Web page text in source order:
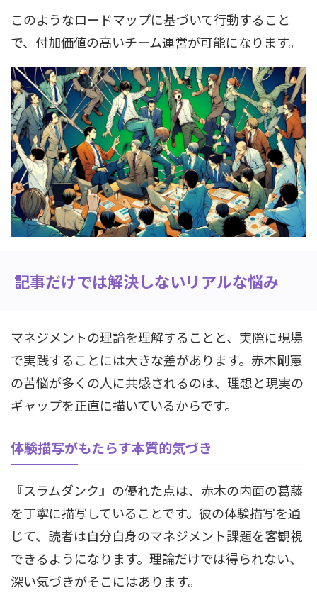
このようなロードマップに基づいて行動すること
で、付加価値の高いチーム運営が可能になります。
記事だけでは解決しないリアルな悩み
マネジメントの理論を理解することと、実際に現場
で実践することには大きな差があります。赤木剛憲
の苦悩が多くの人に共感されるのは、理想と現実の
ギャップを正直に描いているからです。
体験描写がもたらす本質的気づき
『スラムダンク』の優れた点は、赤木の内面の葛藤
を丁寧に描写していることです。彼の体験描写を通
じて、読者は自分自身のマネジメント課題を客観視
できるようになります。理論だけでは得られない、
深い気づきがそこにはあります。